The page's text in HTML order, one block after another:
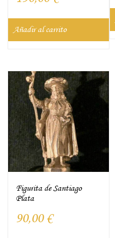
Añadir al carrito
Figurita de Santiago
Plata
90,00 €